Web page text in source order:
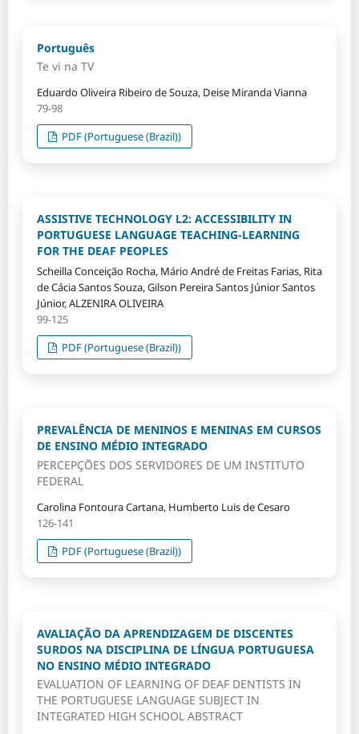
Português
Te vi na TV
Eduardo Oliveira Ribeiro de Souza, Deise Miranda Vianna
79-98
PDF (Portuguese (Brazil))
ASSISTIVE TECHNOLOGY L2: ACCESSIBILITY IN
PORTUGUESE LANGUAGE TEACHING-LEARNING
FOR THE DEAF PEOPLES
Scheilla Conceição Rocha, Mário André de Freitas Farias, Rita
de Cácia Santos Souza, Gilson Pereira Santos Júnior Santos
Júnior, ALZENIRA OLIVEIRA
99-125
PDF (Portuguese (Brazil))
PREVALÊNCIA DE MENINOS E MENINAS EM CURSOS
DE ENSINO MÉDIO INTEGRADO
PERCEPÇÕES DOS SERVIDORES DE UM INSTITUTO
FEDERAL
Carolina Fontoura Cartana, Humberto Luis de Cesaro
126-141
PDF (Portuguese (Brazil))
AVALIAÇÃO DA APRENDIZAGEM DE DISCENTES
SURDOS NA DISCIPLINA DE LÍNGUA PORTUGUESA
NO ENSINO MÉDIO INTEGRADO
EVALUATION OF LEARNING OF DEAF DENTISTS IN
THE PORTUGUESE LANGUAGE SUBJECT IN
INTEGRATED HIGH SCHOOL ABSTRACT